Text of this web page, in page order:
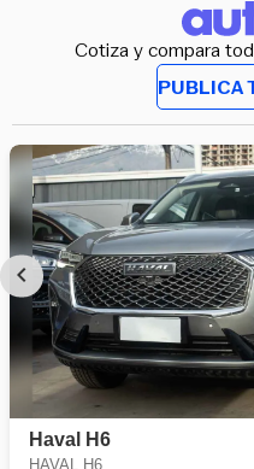
Cotiza y compara
PUBLICA